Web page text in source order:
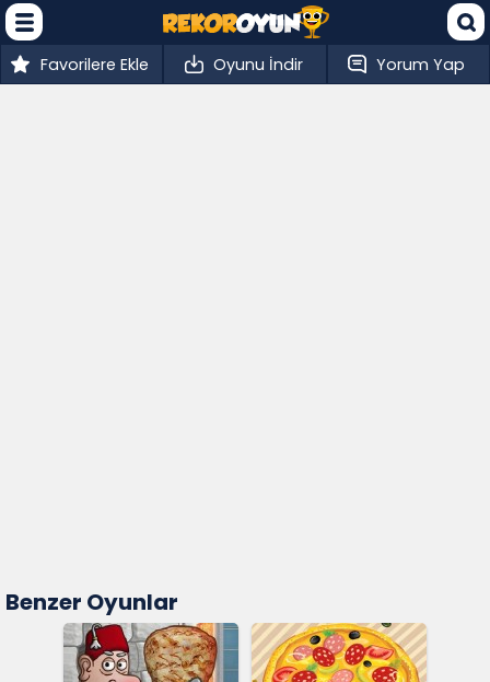
Favorilere Ekle Oyunu İndir Yorum Yap
Benzer Oyunlar